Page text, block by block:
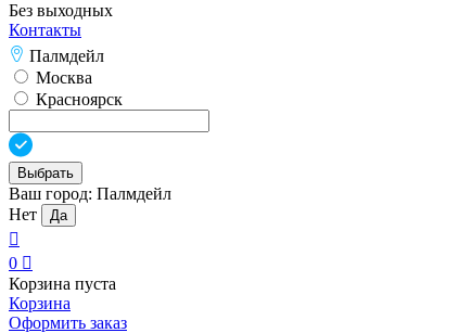
Без выходных
Контакты
Палмдейл
Москва
Красноярск
Выбрать
Ваш город: Палмдейл
Нет
Да

0 
Корзина пуста
Корзина
Оформить заказ